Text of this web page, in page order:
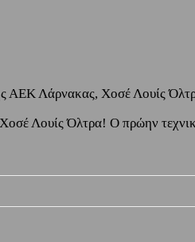
ΑΕΚ Λάρνακας, Χοσέ Λουίς
Λουίς Όλτρα! Ο πρώην